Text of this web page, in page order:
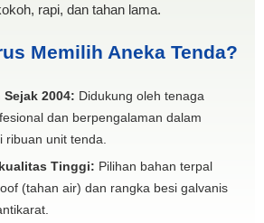
rapi, dan tahan lama.
Memilih Aneka Tenda?
Sejak 2004: Didukung oleh tenaga
dan berpengalaman dalam
ribuan unit tenda.
Tinggi: Pilihan bahan terpal
(tahan air) dan rangka besi galvanis